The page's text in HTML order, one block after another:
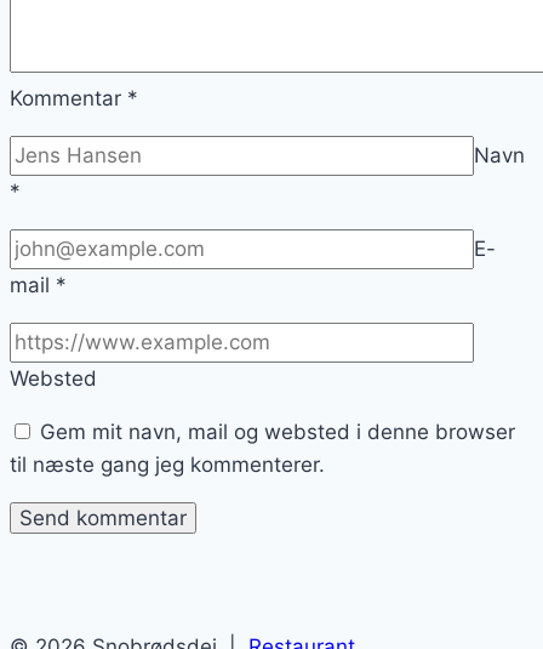
Kommentar *
Navn
*
E-
mail *
Websted
Gem mit navn, mail og websted i denne browser
til næste gang jeg kommenterer.